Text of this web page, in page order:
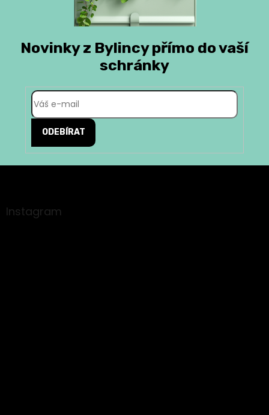
Novinky z Bylincy přímo do vaší
schránky
ODEBÍRAT
aInstagram